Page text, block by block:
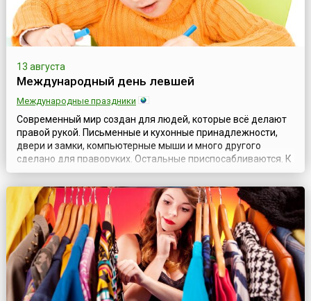
13 августа
Международный день левшей
Международные праздники
Современный мир создан для людей, которые всё делают
правой рукой. Письменные и кухонные принадлежности,
двери и замки, компьютерные мыши и много другого
сделано для праворуких. Остальные приспосабливаются. К
счастью, леворуких школьников уже не заставляют писать
правой рукой, но и в настоящее время встречаются
некоторые родители, воспитатели или даже учителя,
которые пытаются переучить «неправиль...